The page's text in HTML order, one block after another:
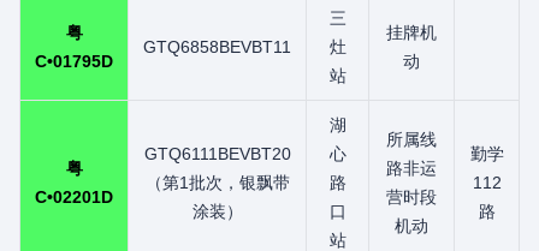
粤
C•01795D
GTQ6858BEVBT11
三
灶
站
挂牌机
动
粤
C•02201D
GTQ6111BEVBT20
（第1批次，银飘带
涂装）
湖
心
路
口
站
所属线
路非运
营时段
机动
勤学
112
路